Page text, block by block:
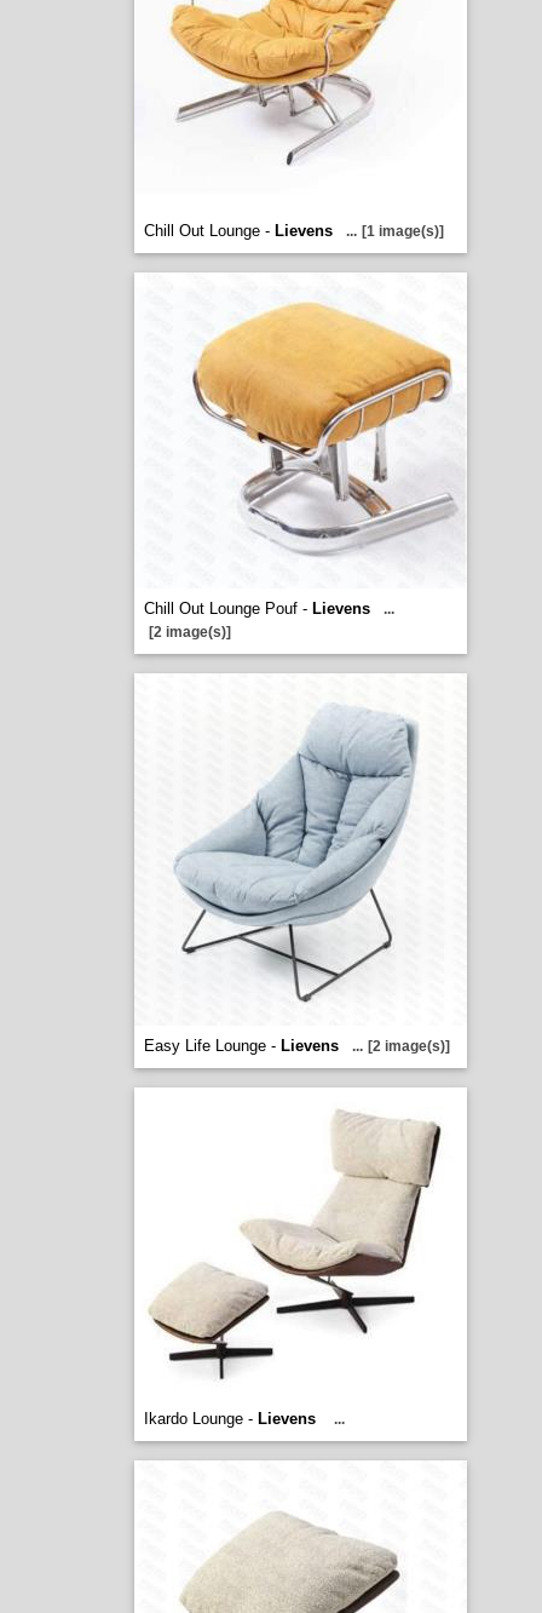
Chill Out Lounge - Lievens ... [1 image(s)]
Chill Out Lounge Pouf - Lievens
...
[2 image(s)]
Easy Life Lounge - Lievens ... [2 image(s)]
Ikardo Lounge - Lievens ...